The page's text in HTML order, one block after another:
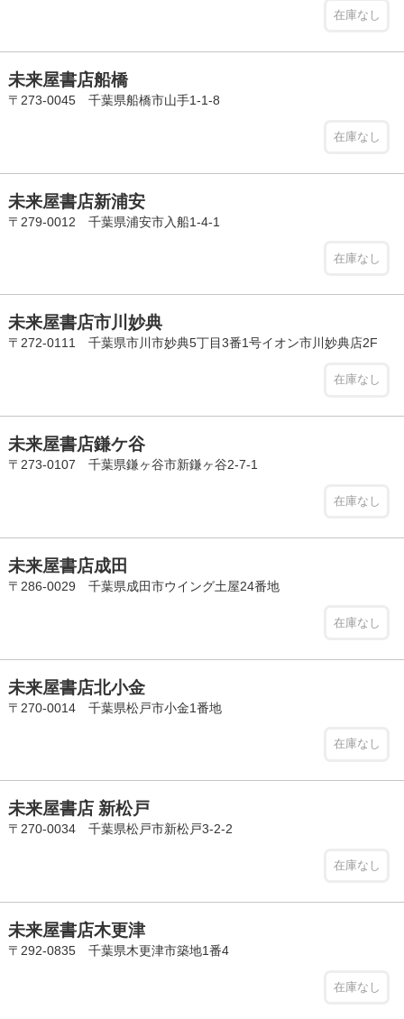
在庫なし
未来屋書店船橋
〒273-0045 千葉県船橋市山手1-1-8
在庫なし
未来屋書店新浦安
〒279-0012 千葉県浦安市入船1-4-1
在庫なし
未来屋書店市川妙典
〒272-0111 千葉県市川市妙典5丁目3番1号イオン市川妙典店2F
在庫なし
未来屋書店鎌ケ谷
〒273-0107 千葉県鎌ヶ谷市新鎌ヶ谷2-7-1
在庫なし
未来屋書店成田
〒286-0029 千葉県成田市ウイング土屋24番地
在庫なし
未来屋書店北小金
〒270-0014 千葉県松戸市小金1番地
在庫なし
未来屋書店 新松戸
〒270-0034 千葉県松戸市新松戸3-2-2
在庫なし
未来屋書店木更津
〒292-0835 千葉県木更津市築地1番4
在庫なし